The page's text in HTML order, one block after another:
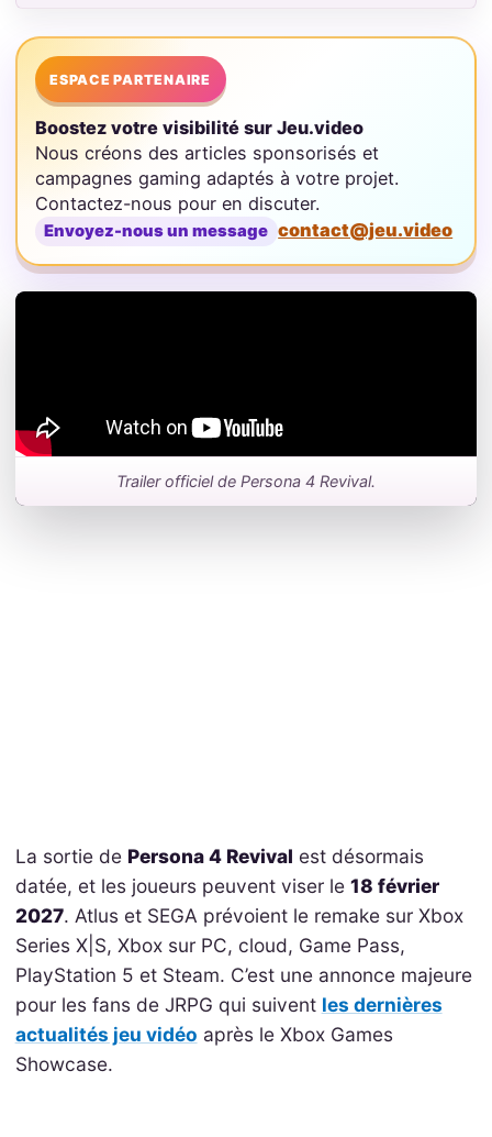
ESPACE PARTENAIRE
Boostez votre visibilité sur Jeu.video
Nous créons des articles sponsorisés et
campagnes gaming adaptés à votre projet.
Contactez-nous pour en discuter.
Envoyez-nous un message contact@jeu.video
Trailer officiel de Persona 4 Revival.
La sortie de Persona 4 Revival est désormais
datée, et les joueurs peuvent viser le 18 février
2027. Atlus et SEGA prévoient le remake sur Xbox
Series X|S, Xbox sur PC, cloud, Game Pass,
PlayStation 5 et Steam. C’est une annonce majeure
pour les fans de JRPG qui suivent les dernières
actualités jeu vidéo après le Xbox Games
Showcase.